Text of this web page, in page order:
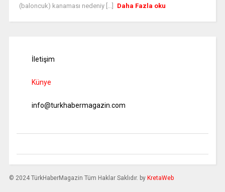
(baloncuk) kanaması nedeniy [...]
Daha Fazla oku
İletişim
Künye
info@turkhabermagazin.com
© 2024 TürkHaberMagazin Tüm Haklar Saklıdır. by KretaWeb